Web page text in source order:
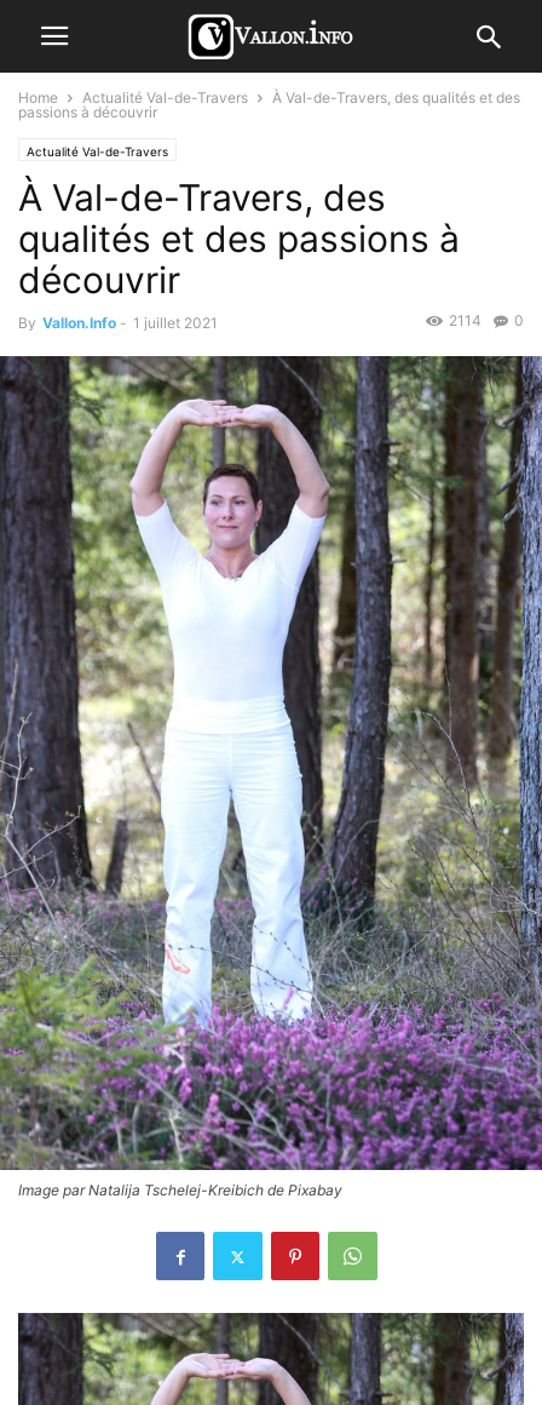
Home Actualité Val-de-Travers
À Val-de-Travers, des qualités et des
passions à découvrir
Actualité Val-de-Travers
À Val-de-Travers, des
qualités et des passions à
découvrir
By Vallon.Info - 1 juillet 2021 0
2114
Image par Natalija Tschelej-Kreibich de Pixabay